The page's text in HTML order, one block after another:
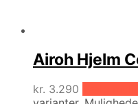
Airoh Hjelm
kr. 3.290